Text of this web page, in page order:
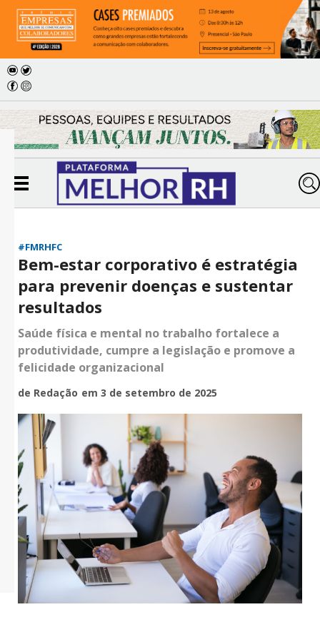
#FMRHFC
Bem-estar corporativo é estratégia
para prevenir doenças e sustentar
resultados
Saúde física e mental no trabalho fortalece a
produtividade, cumpre a legislação e promove a
felicidade organizacional
de Redação em 3 de setembro de 2025